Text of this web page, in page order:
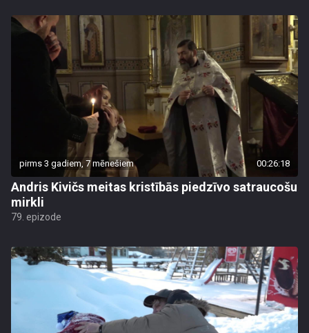
pirms 3 gadiem, 7 mēnešiem 00:26:18
Andris Kivičs meitas kristībās piedzīvo satraucošu
mirkli
79. epizode